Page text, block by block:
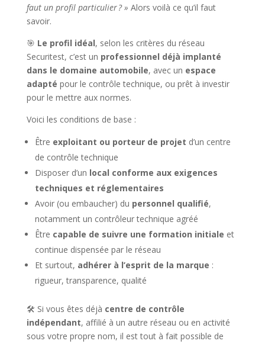
faut un profil particulier ? » Alors voilà ce qu’il faut
savoir.
🎯 Le profil idéal, selon les critères du réseau
Securitest, c’est un professionnel déjà implanté
dans le domaine automobile, avec un espace
adapté pour le contrôle technique, ou prêt à investir
pour le mettre aux normes.
Voici les conditions de base :
Être exploitant ou porteur de projet d’un centre
de contrôle technique
Disposer d’un local conforme aux exigences
techniques et réglementaires
Avoir (ou embaucher) du personnel qualifié,
notamment un contrôleur technique agréé
Être capable de suivre une formation initiale et
continue dispensée par le réseau
Et surtout, adhérer à l’esprit de la marque :
rigueur, transparence, qualité
🛠 Si vous êtes déjà centre de contrôle
indépendant, affilié à un autre réseau ou en activité
sous votre propre nom, il est tout à fait possible de